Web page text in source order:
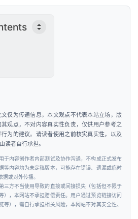
仅为传递信息，本文观点不代表本站立场，版
观点，不对内容真实性负责，仅供用户参考之
为的建议。请读者使用之前核实真实性，以及
读者自行承担。
于内容创作者内部测试及协作沟通，不构成正式发布
等内容均为未定稿版本，可能存在错误、遗漏或临时
或对外传播。
三方不当使用导致的直接或间接损失（包括但不限于
），本网站不承担赔偿责任。用户通过预览链接访问
等），需自行承担相关风险，本网站不对其安全性、